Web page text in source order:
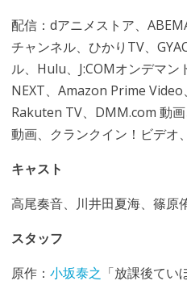
配信：dアニメストア、
チャンネル、ひかりTV、
ル、Hulu、J:COMオンデマン
NEXT、Amazon Prime Video
Rakuten TV、DMM.com 動
動画、クランクイン！ビデオ
キャスト
高尾奏音、川井田夏海、篠原
スタッフ
原作： 小坂泰之 「放課後て